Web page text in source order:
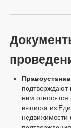
подтверждают
ним относятся
выписка из